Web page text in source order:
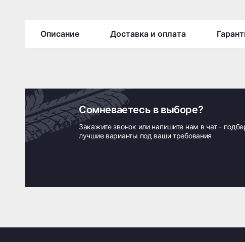
Описание Доставка и оплата
Сомневаетесь в выборе?
Закажите звонок или напишите нам в чат -
лучшие варианты под ваши требования